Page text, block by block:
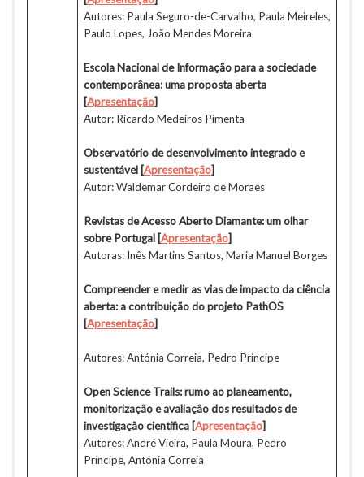
Autores: Paula Seguro-de-Carvalho, Paula Meireles,
Paulo Lopes, João Mendes Moreira
Escola Nacional de Informação para a sociedade
contemporânea: uma proposta aberta
[Apresentação]
Autor: Ricardo Medeiros Pimenta
Observatório de desenvolvimento integrado e
sustentável [Apresentação]
Autor: Waldemar Cordeiro de Moraes
Revistas de Acesso Aberto Diamante: um olhar
sobre Portugal [Apresentação]
Autoras: Inês Martins Santos, Maria Manuel Borges
Compreender e medir as vias de impacto da ciência
aberta: a contribuição do projeto PathOS
[Apresentação]
Autores: Antónia Correia, Pedro Príncipe
Open Science Trails: rumo ao planeamento,
monitorização e avaliação dos resultados de
investigação científica [Apresentação]
Autores: André Vieira, Paula Moura, Pedro
Príncipe, Antónia Correia